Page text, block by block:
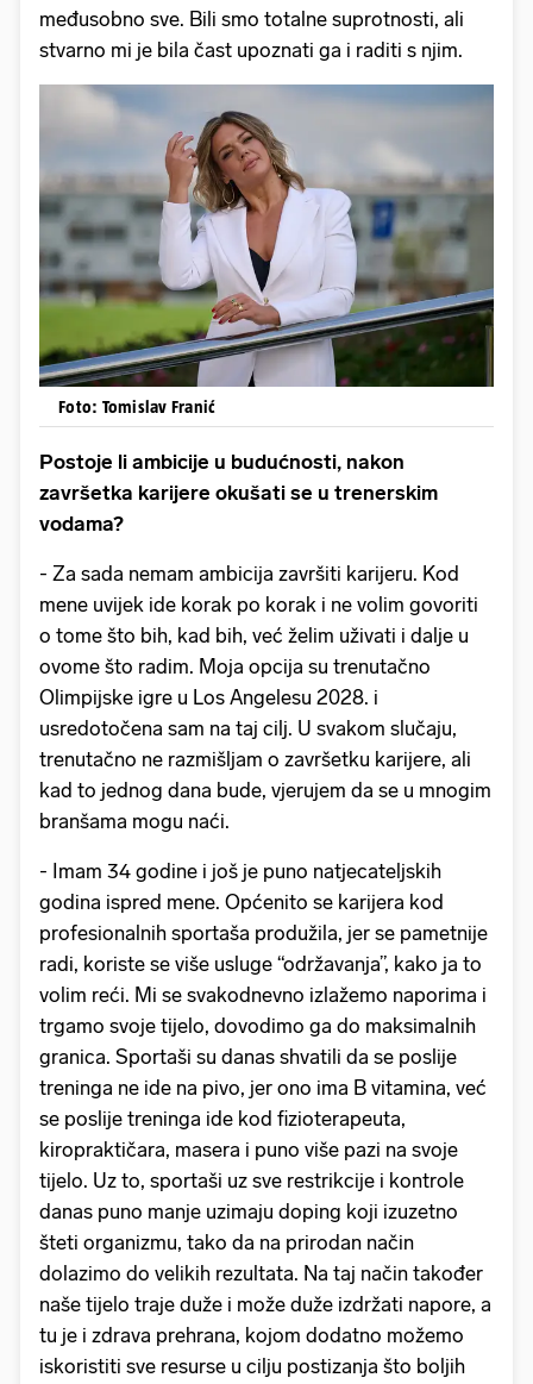
međusobno sve. Bili smo totalne suprotnosti, ali
stvarno mi je bila čast upoznati ga i raditi s njim.
Foto: Tomislav Franić
Postoje li ambicije u budućnosti, nakon
završetka karijere okušati se u trenerskim
vodama?
- Za sada nemam ambicija završiti karijeru. Kod
mene uvijek ide korak po korak i ne volim govoriti
o tome što bih, kad bih, već želim uživati i dalje u
ovome što radim. Moja opcija su trenutačno
Olimpijske igre u Los Angelesu 2028. i
usredotočena sam na taj cilj. U svakom slučaju,
trenutačno ne razmišljam o završetku karijere, ali
kad to jednog dana bude, vjerujem da se u mnogim
branšama mogu naći.
- Imam 34 godine i još je puno natjecateljskih
godina ispred mene. Općenito se karijera kod
profesionalnih sportaša produžila, jer se pametnije
radi, koriste se više usluge “održavanja”, kako ja to
volim reći. Mi se svakodnevno izlažemo naporima i
trgamo svoje tijelo, dovodimo ga do maksimalnih
granica. Sportaši su danas shvatili da se poslije
treninga ne ide na pivo, jer ono ima B vitamina, već
se poslije treninga ide kod fizioterapeuta,
kiropraktičara, masera i puno više pazi na svoje
tijelo. Uz to, sportaši uz sve restrikcije i kontrole
danas puno manje uzimaju doping koji izuzetno
šteti organizmu, tako da na prirodan način
dolazimo do velikih rezultata. Na taj način također
naše tijelo traje duže i može duže izdržati napore, a
tu je i zdrava prehrana, kojom dodatno možemo
iskoristiti sve resurse u cilju postizanja što boljih